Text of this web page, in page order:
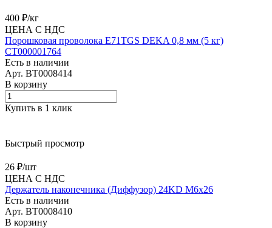
400 ₽/кг
ЦЕНА С НДС
Порошковая проволока E71TGS DEKA 0,8 мм (5 кг)
СТ000001764
Есть в наличии
Арт. BT0008414
В корзину
Купить в 1 клик
Быстрый просмотр
26 ₽/шт
ЦЕНА С НДС
Держатель наконечника (Диффузор) 24KD M6х26
Есть в наличии
Арт. BT0008410
В корзину